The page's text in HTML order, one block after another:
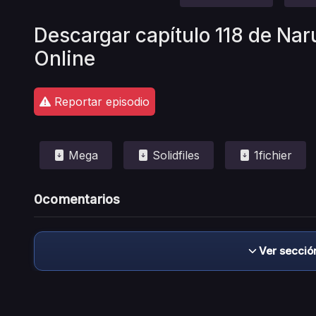
Descargar capítulo 118 de
Online
Reportar episodio
Mega Solidfiles 1fichier
0comentarios
Ver